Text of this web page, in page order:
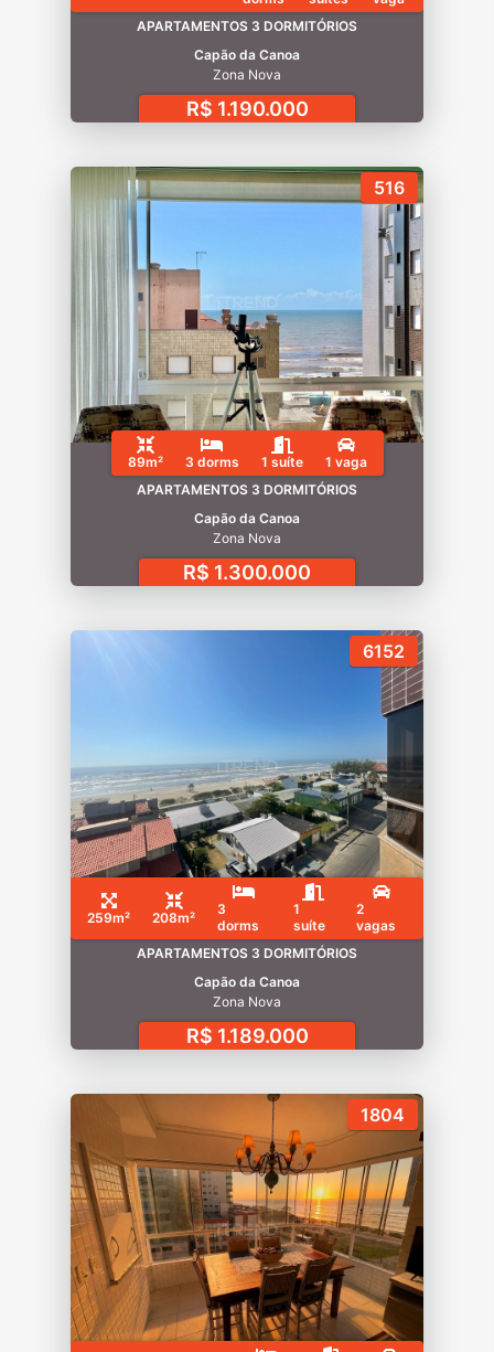
APARTAMENTOS 3 DORMITÓRIOS
Capão da Canoa
Zona Nova
R$ 1.190.000
516
89m² 3 dorms 1 suíte
1 vaga
APARTAMENTOS 3 DORMITÓRIOS
Capão da Canoa
Zona Nova
R$ 1.300.000
6152
259m² 208m²
3
dorms
1
suíte
2
vagas
APARTAMENTOS 3 DORMITÓRIOS
Capão da Canoa
Zona Nova
R$ 1.189.000
1804